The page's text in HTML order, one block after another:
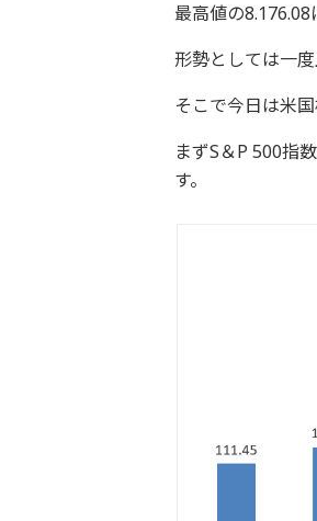
最高値の8.176.08
形勢としては一
そこで今日は米
まずS＆P 500指
す。